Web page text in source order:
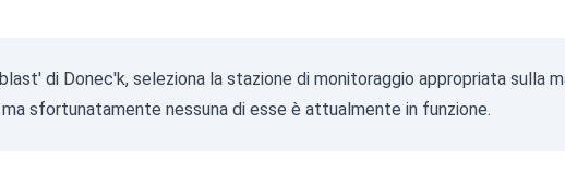
di Donec'k, seleziona la stazione di monitoraggio appropriata sulla
sfortunatamente nessuna di esse è attualmente in funzione.